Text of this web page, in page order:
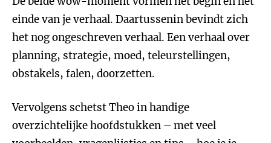
einde van je verhaal. Daartussenin bevindt zich
het nog ongeschreven verhaal. Een verhaal over
planning, strategie, moed, teleurstellingen,
obstakels, falen, doorzetten.
Vervolgens schetst Theo in handige
overzichtelijke hoofdstukken – met veel